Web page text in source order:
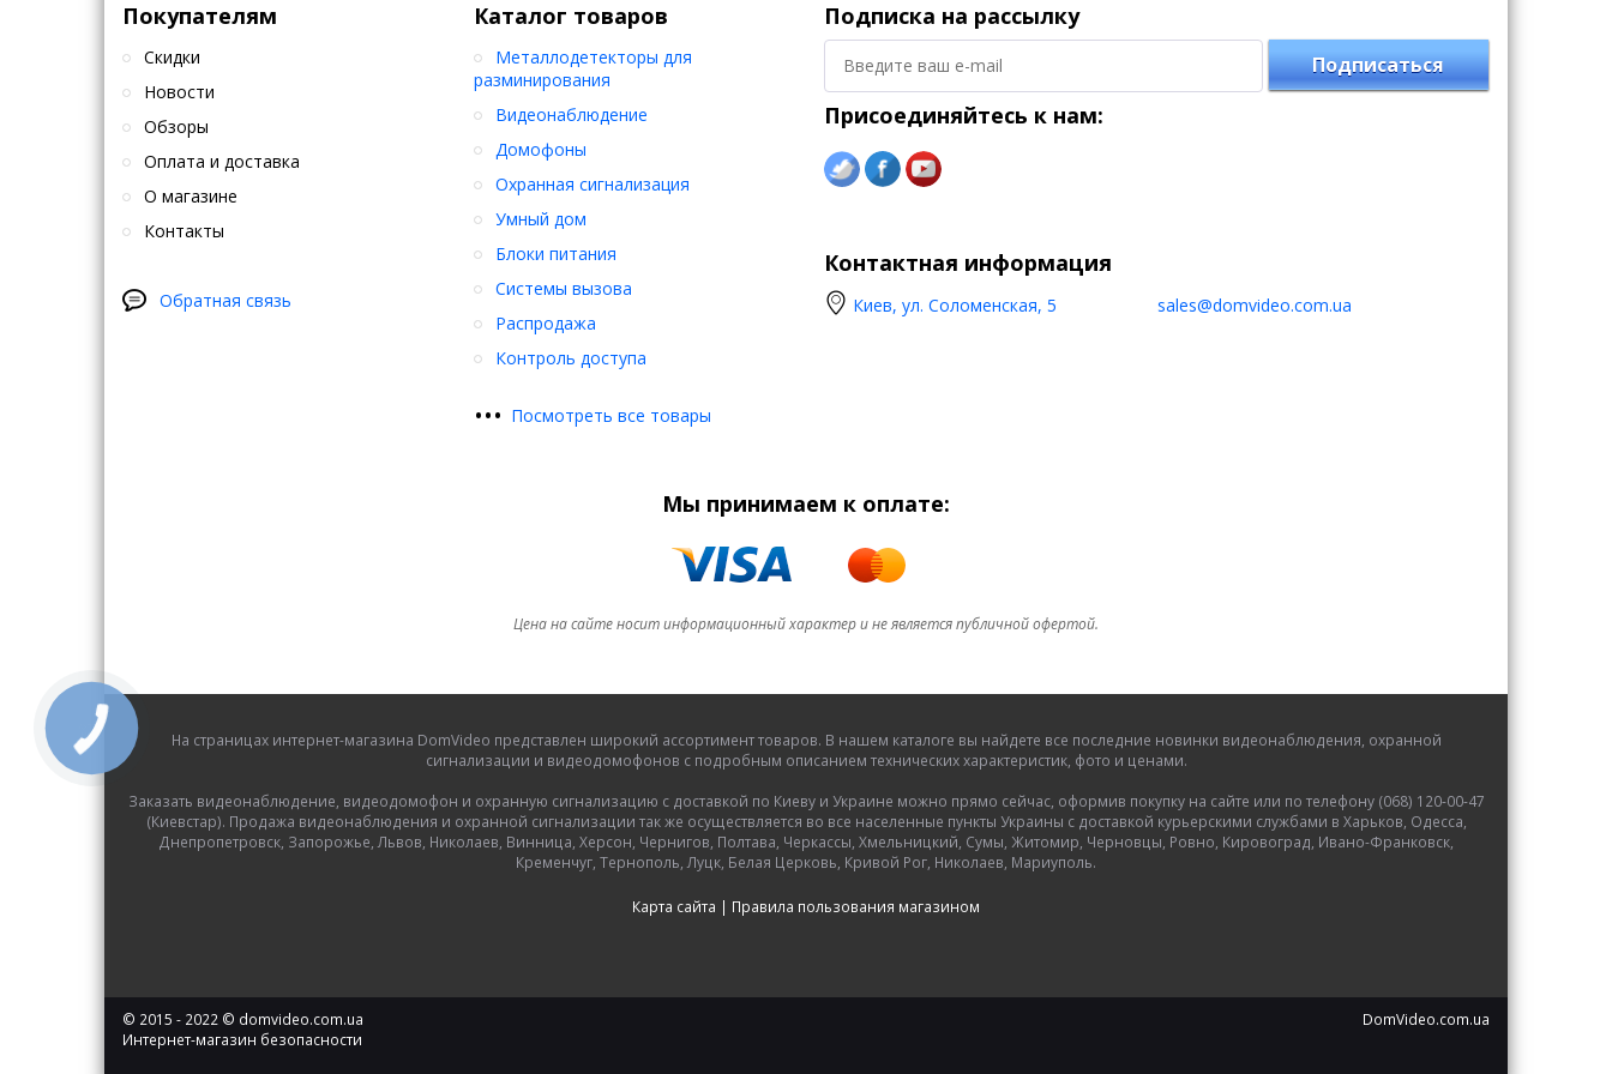
Покупателям
Скидки
Новости
Обзоры
Оплата и доставка
О магазине
Контакты
Обратная связь
Каталог товаров
Металлодетекторы для
разминирования
Видеонаблюдение
Домофоны
Охранная сигнализация
Умный дом
Блоки питания
Системы вызова
Распродажа
Контроль доступа
••• Посмотреть все товары
Подписка на рассылку
Подписаться
Присоединяйтесь к нам:
Контактная информация
Киев, ул. Соломенская, 5 sales@domvideo.com.ua
Мы принимаем к оплате:
Цена на сайте носит информационный характер и не является публичной офертой.
На страницах интернет-магазина DomVideo представлен широкий ассортимент товаров. В нашем каталоге вы найдете все последние новинки видеонаблюдения, охранной
сигнализации и видеодомофонов с подробным описанием технических характеристик, фото и ценами.
Заказать видеонаблюдение, видеодомофон и охранную сигнализацию с доставкой по Киеву и Украине можно прямо сейчас, оформив покупку на сайте или по телефону (068) 120-00-47
(Киевстар). Продажа видеонаблюдения и охранной сигнализации так же осуществляется во все населенные пункты Украины с доставкой курьерскими службами в Харьков, Одесса,
Днепропетровск, Запорожье, Львов, Николаев, Винница, Херсон, Чернигов, Полтава, Черкассы, Хмельницкий, Сумы, Житомир, Черновцы, Ровно, Кировоград, Ивано-Франковск,
Кременчуг, Тернополь, Луцк, Белая Церковь, Кривой Рог, Николаев, Мариуполь.
Карта сайта | Правила пользования магазином
© 2015 - 2022 © domvideo.com.ua
Интернет-магазин безопасности
DomVideo.com.ua